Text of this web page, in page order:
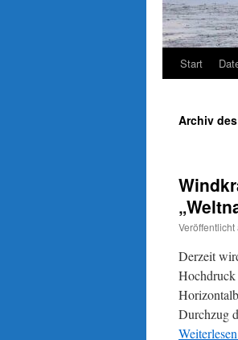
Start
Archiv
Veröffentlicht
Derzeit
Durchzug
Weiterlesen